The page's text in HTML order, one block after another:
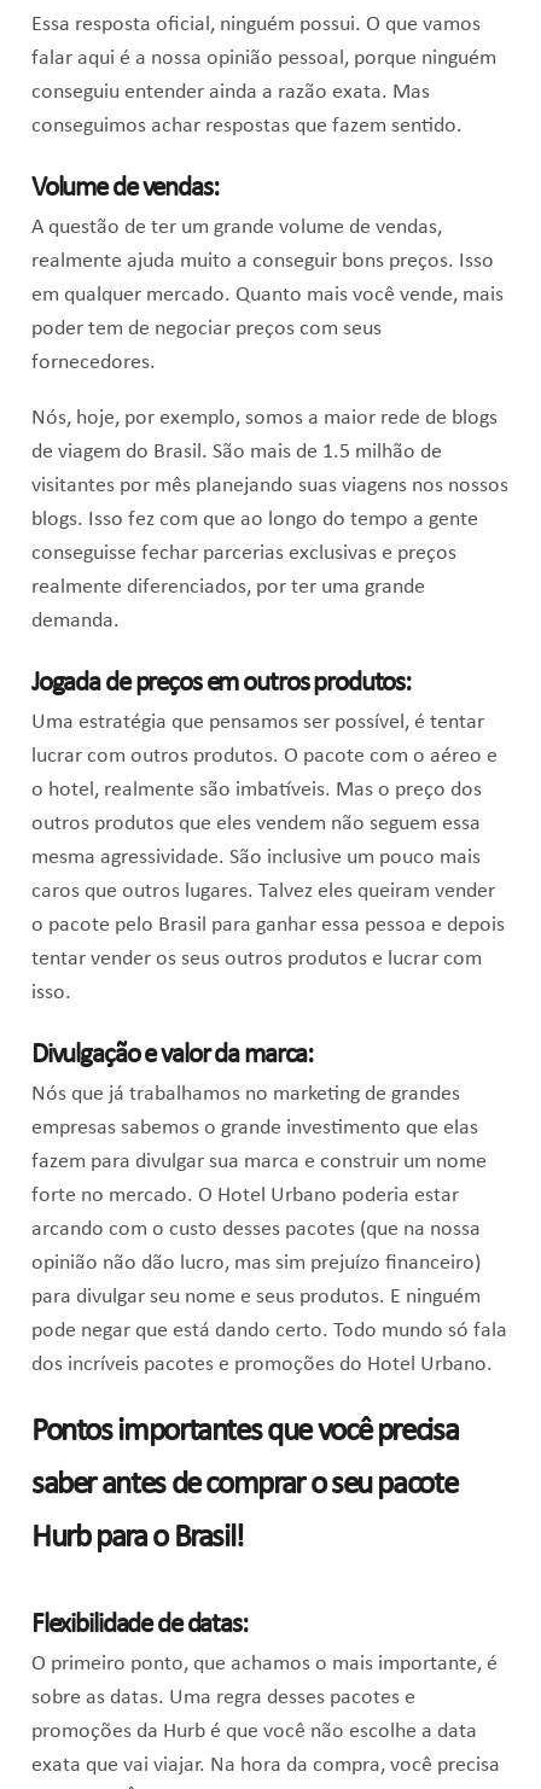
Essa resposta oficial, ninguém possui. O que vamos
falar aqui é a nossa opinião pessoal, porque ninguém
conseguiu entender ainda a razão exata. Mas
conseguimos achar respostas que fazem sentido.
Volume de vendas:
A questão de ter um grande volume de vendas,
realmente ajuda muito a conseguir bons preços. Isso
em qualquer mercado. Quanto mais você vende, mais
poder tem de negociar preços com seus
fornecedores.
Nós, hoje, por exemplo, somos a maior rede de blogs
de viagem do Brasil. São mais de 1.5 milhão de
visitantes por mês planejando suas viagens nos nossos
blogs. Isso fez com que ao longo do tempo a gente
conseguisse fechar parcerias exclusivas e preços
realmente diferenciados, por ter uma grande
demanda.
Jogada de preços em outros produtos:
Uma estratégia que pensamos ser possível, é tentar
lucrar com outros produtos. O pacote com o aéreo e
o hotel, realmente são imbatíveis. Mas o preço dos
outros produtos que eles vendem não seguem essa
mesma agressividade. São inclusive um pouco mais
caros que outros lugares. Talvez eles queiram vender
o pacote pelo Brasil para ganhar essa pessoa e depois
tentar vender os seus outros produtos e lucrar com
isso.
Divulgação e valor da marca:
Nós que já trabalhamos no marketing de grandes
empresas sabemos o grande investimento que elas
fazem para divulgar sua marca e construir um nome
forte no mercado. O Hotel Urbano poderia estar
arcando com o custo desses pacotes (que na nossa
opinião não dão lucro, mas sim prejuízo financeiro)
para divulgar seu nome e seus produtos. E ninguém
pode negar que está dando certo. Todo mundo só fala
dos incríveis pacotes e promoções do Hotel Urbano.
Pontos importantes que você precisa
saber antes de comprar o seu pacote
Hurb para o Brasil!
Flexibilidade de datas:
O primeiro ponto, que achamos o mais importante, é
sobre as datas. Uma regra desses pacotes e
promoções da Hurb é que você não escolhe a data
exata que vai viajar. Na hora da compra, você precisa